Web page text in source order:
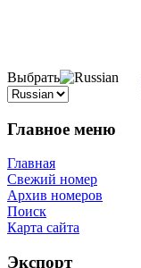
Выбрать
Главное меню
Главная
Свежий номер
Архив номеров
Поиск
Карта сайта
Экспорт